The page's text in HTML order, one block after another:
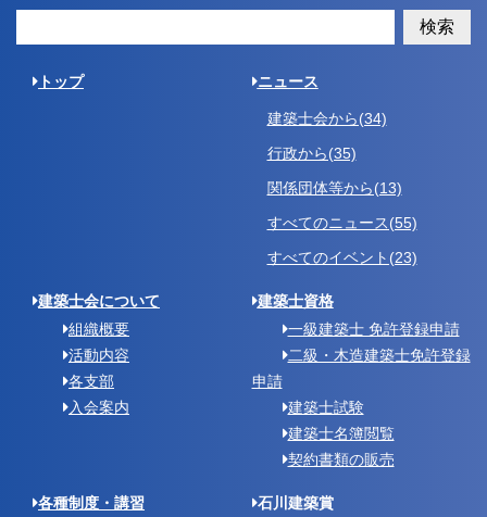
検索
トップ ニュース
建築士会から(34)
行政から(35)
関係団体等から(13)
すべてのニュース(55)
すべてのイベント(23)
建築士会について
組織概要
活動内容
各支部
入会案内
建築士資格
一級建築士 免許登録申請
二級・木造建築士免許登録
申請
建築士試験
建築士名簿閲覧
契約書類の販売
各種制度・講習 石川建築賞